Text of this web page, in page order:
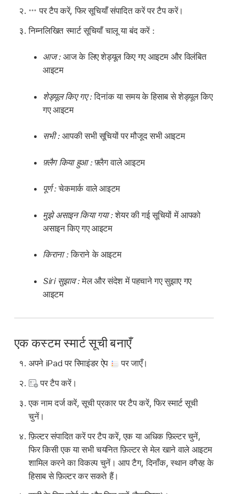
पर टैप करें, फिर सूचियाँ संपादित करें पर टैप करें।
निम्नलिखित स्मार्ट सूचियाँ चालू या बंद करें :
आज :आज के लिए शेड्यूल किए गए आइटम और विलंबित
आइटम
शेड्यूल किए गए :दिनांक या समय के हिसाब से शेड्यूल किए
गए आइटम
सभी :आपकी सभी सूचियों पर मौजूद सभी आइटम
फ़्लैग किया हुआ :फ़्लैग वाले आइटम
पूर्ण :चेकमार्क वाले आइटम
मुझे असाइन किया गया :शेयर की गई सूचियों में आपको
असाइन किए गए आइटम
किराना :किराने के आइटम
Siri सुझाव :मेल और संदेश में पहचाने गए सुझाए गए
आइटम
एक कस्टम स्मार्ट सूची बनाएँ
अपने iPad पर रिमाइंडर ऐप
पर जाएँ।
पर टैप करें।
एक नाम दर्ज करें, सूची प्रकार पर टैप करें, फिर स्मार्ट सूची
चुनें।
फ़िल्टर संपादित करें पर टैप करें, एक या अधिक फ़िल्टर चुनें,
फिर किसी एक या सभी चयनित फ़िल्टर से मेल खाने वाले आइटम
शामिल करने का विकल्प चुनें। आप टैग, दिनाँक, स्थान वगैरह के
हिसाब से फ़िल्टर कर सकते हैं।